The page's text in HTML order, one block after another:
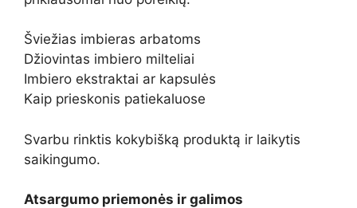
Šviežias imbieras arbatoms
Džiovintas imbiero milteliai
Imbiero ekstraktai ar kapsulės
Kaip prieskonis patiekaluose
Svarbu rinktis kokybišką produktą ir laikytis
saikingumo.
Atsargumo priemonės ir galimos